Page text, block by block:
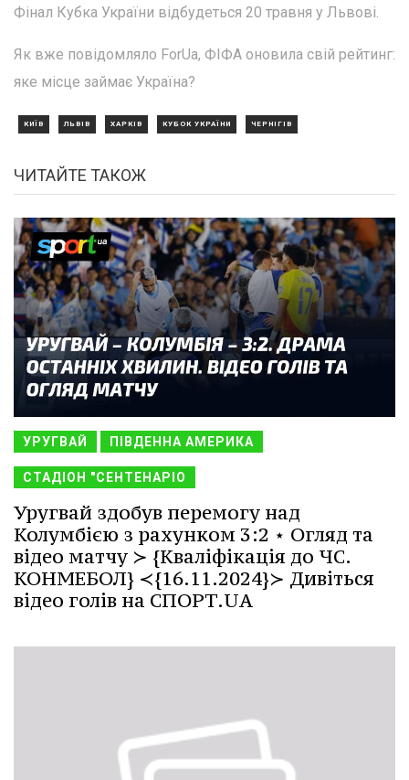
Фінал Кубка України відбудеться 20 травня у Львові.
Як вже повідомляло ForUa, ФІФА оновила свій рейтинг:
яке місце займає Україна?
КИЇВ ЛЬВІВ ХАРКІВ КУБОК УКРАЇНИ ЧЕРНІГІВ
ЧИТАЙТЕ ТАКОЖ
УРУГВАЙ ПІВДЕННА АМЕРИКА
СТАДІОН "СЕНТЕНАРІО
Уругвай здобув перемогу над
Колумбією з рахунком 3:2 ⋆ Огляд та
відео матчу ≻ {Кваліфікація до ЧС.
КОНМЕБОЛ} ≺{16.11.2024}≻ Дивіться
відео голів на СПОРТ.UA